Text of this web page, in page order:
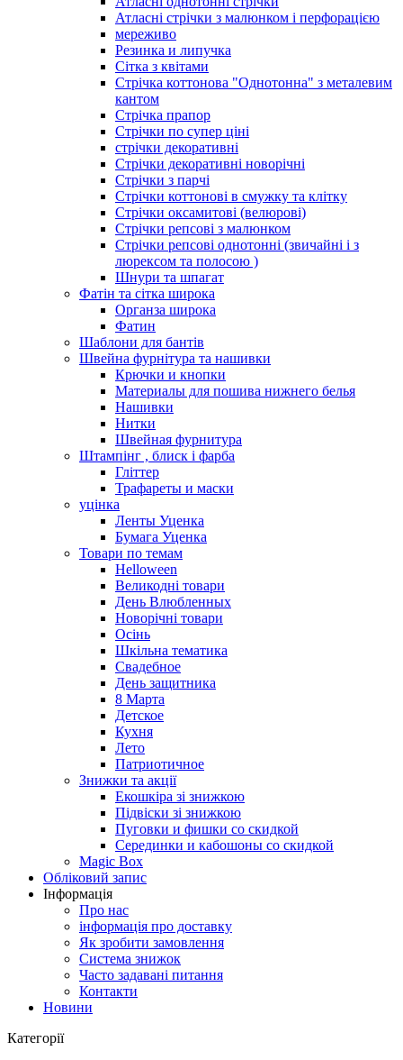
Атласні стрічки з малюнком і перфорацією
мереживо
Резинка и липучка
Сітка з квітами
Стрічка коттонова "Однотонна" з металевим
кантом
Стрічка прапор
Стрічки по супер ціні
стрічки декоративні
Стрічки декоративні новорічні
Стрічки з парчі
Стрічки коттонові в смужку та клітку
Стрічки оксамитові (велюрові)
Стрічки репсові з малюнком
Стрічки репсові однотонні (звичайні і з
люрексом та полосою )
Шнури та шпагат
Фатін та сітка широка
Органза широка
Фатин
Шаблони для бантів
Швейна фурнітура та нашивки
Крючки и кнопки
Материалы для пошива нижнего белья
Нашивки
Нитки
Швейная фурнитура
Штампінг , блиск і фарба
Гліттер
Трафареты и маски
уцінка
Ленты Уценка
Бумага Уценка
Товари по темам
Helloween
Великодні товари
День Влюбленных
Новорічні товари
Осінь
Шкільна тематика
Свадебное
День защитника
8 Марта
Детское
Кухня
Лето
Патриотичное
Знижки та акції
Екошкіра зі знижкою
Підвіски зі знижкою
Пуговки и фишки со скидкой
Серединки и кабошоны со скидкой
Magic Box
Обліковий запис
Інформація
Про нас
інформація про доставку
Як зробити замовлення
Система знижок
Часто задавані питання
Контакти
Новини
Категорії